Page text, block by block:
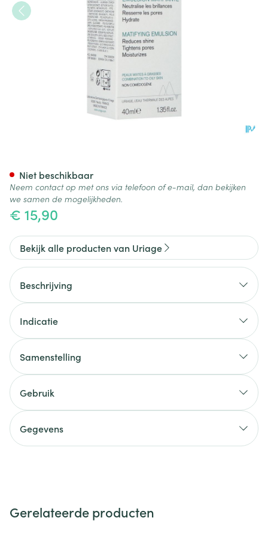
€ 15,90
Niet beschikbaar
Neem contact op met ons via telefoon of e-mail, dan bekijken
we samen de mogelijkheden.
Bekijk alle producten van Uriage
Beschrijving
Indicatie
Samenstelling
Gebruik
Gegevens
Gerelateerde producten